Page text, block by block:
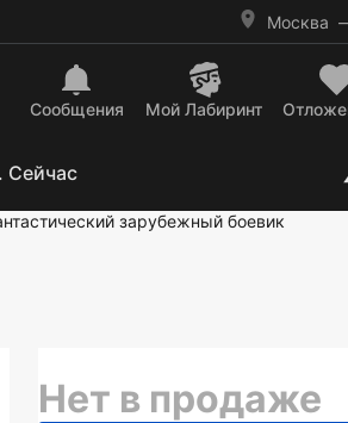
Москва
Сообщения Mой Лабиринт
Сейчас
зарубежный боевик
Нет в продаже